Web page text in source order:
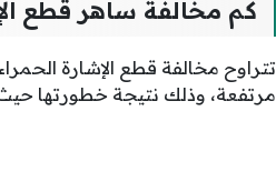
كم مخالفة ساهر قطع
مرتفعة، وذلك نتيجة خطورتها